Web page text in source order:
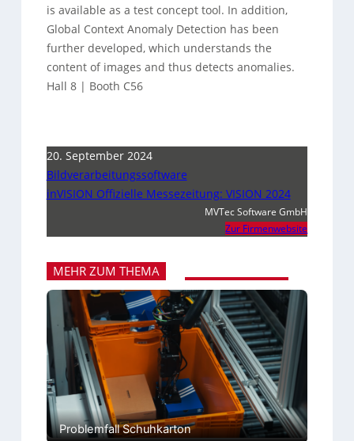
is available as a test concept tool. In addition,
Global Context Anomaly Detection has been
further developed, which understands the
content of images and thus detects anomalies.
Hall 8 | Booth C56
20. September 2024
Bildverarbeitungssoftware
inVISION Offizielle Messezeitung: VISION 2024
MVTec Software GmbH
Zur Firmenwebsite
MEHR ZUM THEMA
Problemfall Schuhkarton